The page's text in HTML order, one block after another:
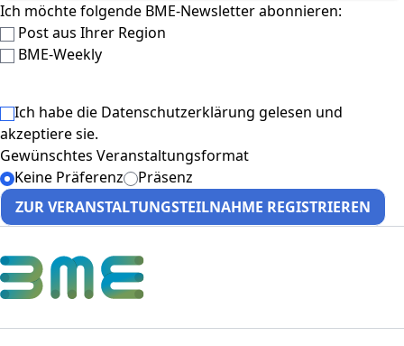
Ich möchte folgende BME-Newsletter abonnieren:
Post aus Ihrer Region
BME-Weekly
Ich habe die Datenschutzerklärung gelesen und
akzeptiere sie.
Gewünschtes Veranstaltungsformat
Keine Präferenz
Präsenz
ZUR VERANSTALTUNGSTEILNAHME REGISTRIEREN